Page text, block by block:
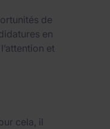
de
en
et
cela, il